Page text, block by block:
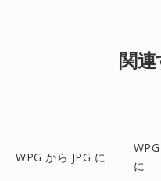
関
WPG から JPG に
に